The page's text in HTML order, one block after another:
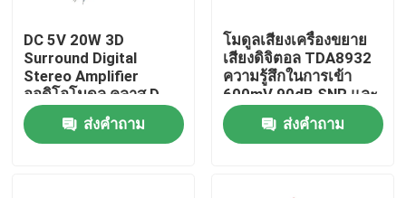
หน้าแรก
DC 5V 20W 3D
Surround Digital
Stereo Amplifier
ออดิโอโมดูล คลาส D
บอร์ดเครื่องขยายเสียง
ส่งคำถาม
โมดูลเสียงเครื่องขยาย
เสียงดิจิตอล TDA8932
ความรู้สึกในการเข้า
600mV 90dB SNR และ
พลังงานการออก 3W
ส่งคำถาม